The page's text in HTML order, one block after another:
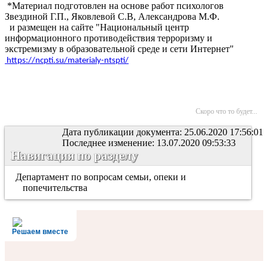
*Материал подготовлен на основе работ психологов
Звездиной Г.П., Яковлевой С.В, Александрова М.Ф.
и размещен на сайте "Национальный центр
информационного противодействия терроризму и
экстремизму в образовательной среде и сети Интернет"
https://ncpti.su/materialy-ntspti/
Скоро что то будет...
Дата публикации документа: 25.06.2020 17:56:01
Последнее изменение: 13.07.2020 09:53:33
Навигация по разделу
Департамент по вопросам семьи, опеки и
попечительства
Решаем вместе